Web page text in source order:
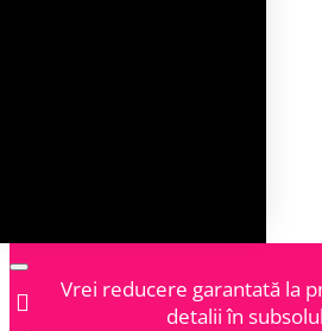
Vrei reducere garantată la
detalii în